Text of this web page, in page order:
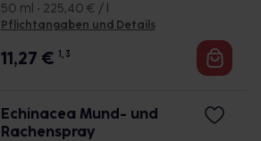
50 ml • 225,40 € / l
Pflichtangaben und Details
11,27 € 1, 3
Echinacea Mund- und
Rachenspray